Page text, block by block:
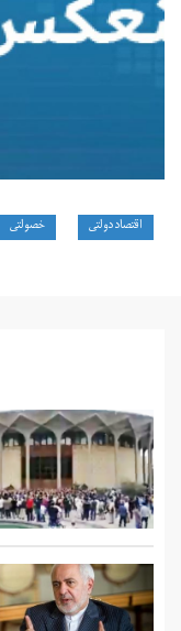
اقتصاد دولتی خصولتی